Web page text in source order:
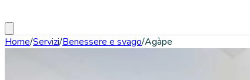
Home/Servizi/Benessere e svago/Agàpe